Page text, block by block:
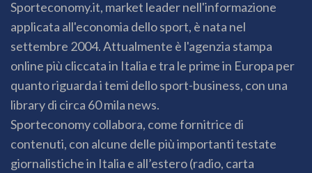
Sporteconomy.it, market leader nell'informazione
applicata all'economia dello sport, è nata nel
settembre 2004. Attualmente è l'agenzia stampa
online più cliccata in Italia e tra le prime in Europa per
quanto riguarda i temi dello sport-business, con una
library di circa 60 mila news.
Sporteconomy collabora, come fornitrice di
contenuti, con alcune delle più importanti testate
giornalistiche in Italia e all’estero (radio, carta